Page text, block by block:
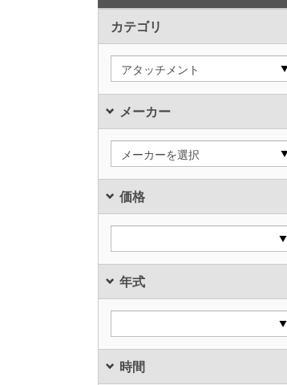
カテゴリ
アタッチメント
メーカー
メーカーを選択
価格
年式
時間